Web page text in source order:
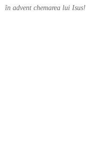
în advent chemarea lui Isus!